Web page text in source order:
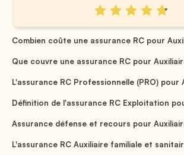
Combien coûte une assurance RC pour
Que couvre une assurance RC pour
L'assurance RC Professionnelle (PRO) pour
Définition de l'assurance RC Exploitation
Assurance défense et recours pour
L'assurance RC Auxiliaire familiale et